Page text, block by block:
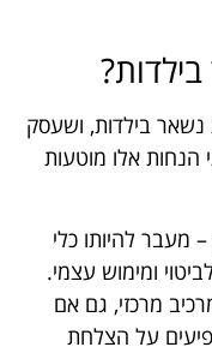
נשאר בילדות, ושעסק
הנחות אלו מוטעות
להיותו כלי
ומימוש עצמי.
מרכזי, גם אם
על הצלחת